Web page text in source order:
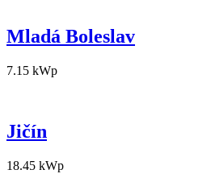
Mladá Boleslav
7.15 kWp
Jičín
18.45 kWp